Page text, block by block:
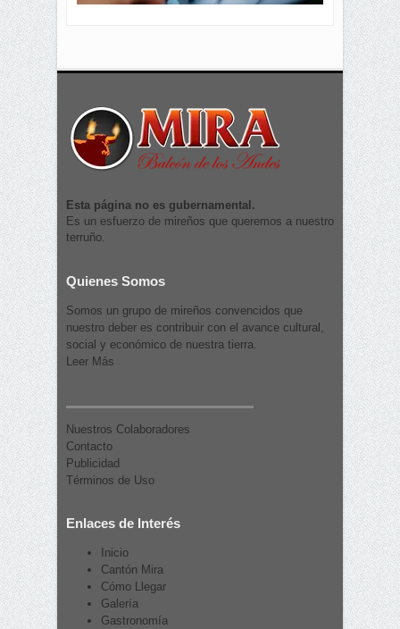
Esta página no es gubernamental.
Es un esfuerzo de mireños que queremos a nuestro
terruño.
Quienes Somos
Somos un grupo de mireños convencidos que
nuestro deber es contribuir con el avance cultural,
social y económico de nuestra tierra.
Leer Más
Nuestros Colaboradores
Contacto
Publicidad
Términos de Uso
Enlaces de Interés
Inicio
Cantón Mira
Cómo Llegar
Galería
Gastronomía